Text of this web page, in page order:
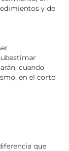
y de
cuando
en el corto
que